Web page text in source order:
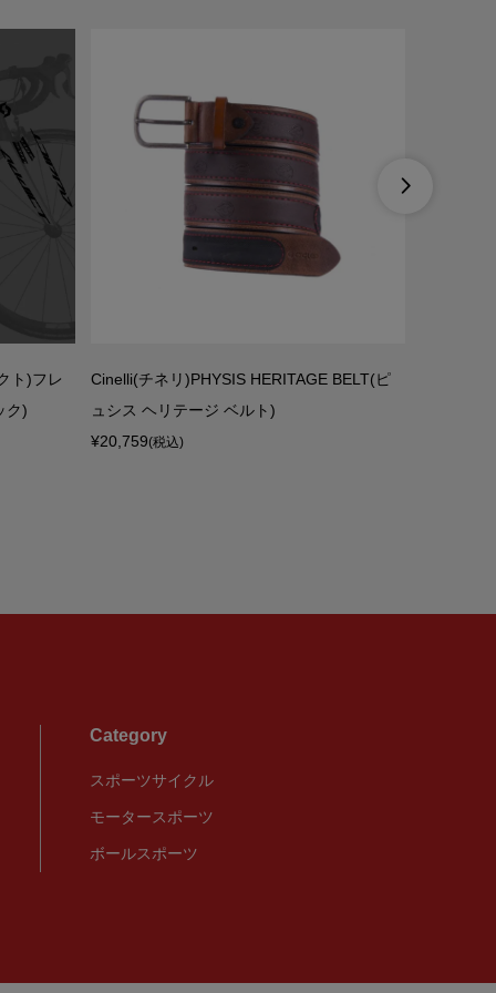
ト)フレ
ク)
Cinelli(チネリ)PHYSIS HERITAGE BELT(ピ
ュシス ヘリテージ ベルト)
¥20,759(税込)

Category
スポーツサイクル
モータースポーツ
ボールスポーツ